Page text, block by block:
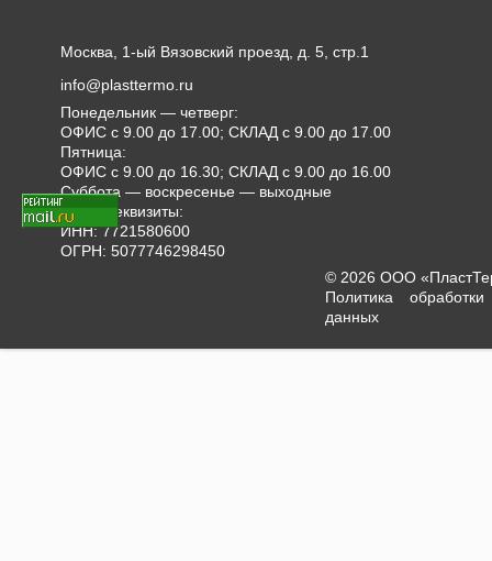
Москва, 1-ый Вязовский проезд, д. 5, стр.1
info@plasttermo.ru
Понедельник — четверг:
ОФИС с 9.00 до 17.00; СКЛАД с 9.00 до 17.00
Пятница:
ОФИС с 9.00 до 16.30; СКЛАД с 9.00 до 16.00
Суббота — воскресенье — выходные
Наши реквизиты:
ИНН: 7721580600
ОГРН: 5077746298450
© 2026 ООО
Политика
данных